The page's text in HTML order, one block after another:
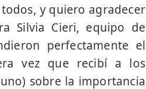
y quiero agradecer
Silvia Cieri, equipo de
perfectamente el
vez que recibí a los
sobre la importancia